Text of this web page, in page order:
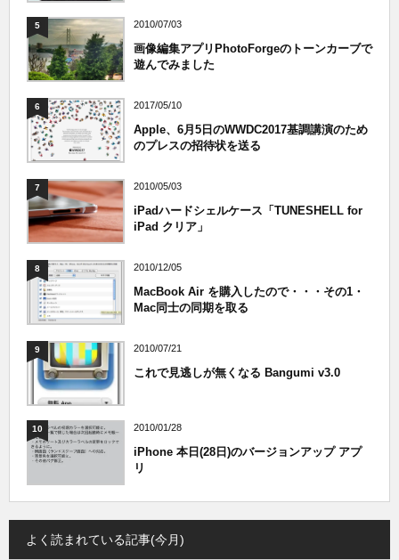
5 2010/07/03
画像編集アプリPhotoForgeのトーンカーブで
遊んでみました
6 2017/05/10
Apple、6月5日のWWDC2017基調講演のため
のプレスの招待状を送る
7 2010/05/03
iPadハードシェルケース「TUNESHELL for
iPad クリア」
8 2010/12/05
MacBook Air を購入したので・・・その1・
Mac同士の同期を取る
9 2010/07/21
これで見逃しが無くなる Bangumi v3.0
10 2010/01/28
iPhone 本日(28日)のバージョンアップ アプ
リ
よく読まれている記事(今月)